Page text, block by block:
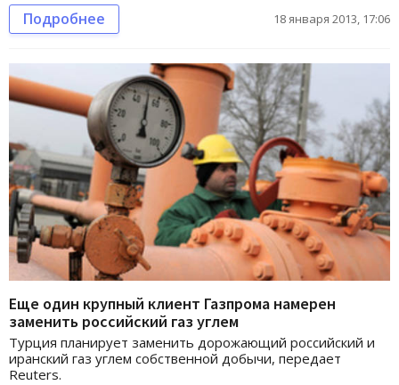
Подробнее 18 января 2013, 17:06
Еще один крупный клиент Газпрома намерен
заменить российский газ углем
Турция планирует заменить дорожающий российский и
иранский газ углем собственной добычи, передает
Reuters.